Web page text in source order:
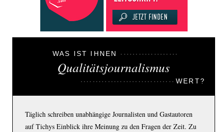
WAS IST IHNEN
Qualitätsjournalismus
WERT?
Täglich schreiben unabhängige Journalisten und Gastautoren
auf Tichys Einblick ihre Meinung zu den Fragen der Zeit. Zu